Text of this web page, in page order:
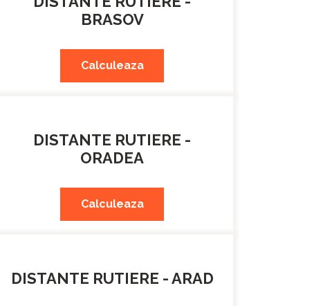
BRASOV
Calculeaza
DISTANTE RUTIERE -
ORADEA
Calculeaza
DISTANTE RUTIERE - ARAD